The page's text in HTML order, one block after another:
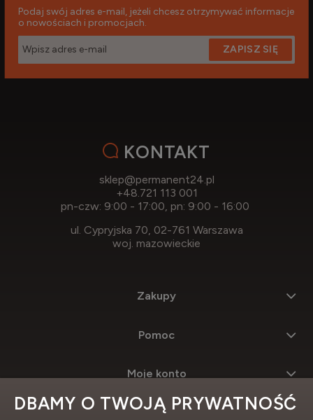
Podaj swój adres e-mail, jeżeli chcesz otrzymywać informacje
o nowościach i promocjach.
ZAPISZ SIĘ
KONTAKT
sklep@permanent24.pl
+48.721 113 001
pn-czw: 9:00 - 17:00, pn: 9:00 - 16:00
ul. Cypryjska 70, 02-761 Warszawa
woj. mazowieckie
Zakupy
Pomoc
Moje konto
Informacje
DBAMY O TWOJĄ PRYWATNOŚĆ